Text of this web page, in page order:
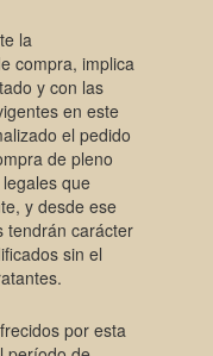
la
compra, implica
y con las
en este
el pedido
de pleno
que
y desde ese
tendrán carácter
sin el
por esta